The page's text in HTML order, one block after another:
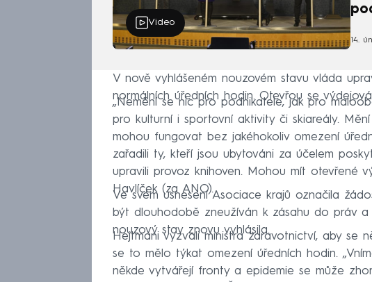
Video
14.
V nově vyhlášeném nouzovém stavu vláda
normálních úředních hodin. Otevřou se
„Nemění se nic pro podnikatele, jak pro
pro kulturní i sportovní aktivity či skiareály.
mohou fungovat bez jakéhokoliv omezení
zařadili ty, kteří jsou ubytováni za účelem
upravili provoz knihoven. Mohou mít otevřené
Havlíček (za ANO).
Ve svém usnesení Asociace krajů označila
být dlouhodobě zneužíván k zásahu do práv a
nouzový stav znovu vyhlásila.
Hejtmani vyzvali ministra zdravotnictví, aby se
se to mělo týkat omezení úředních hodin.
někde vytvářejí fronty a epidemie se může